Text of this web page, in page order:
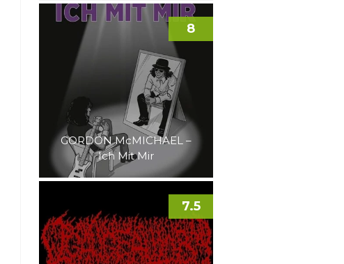
GORDON McMICHAEL –
Ich Mit Mir
8
7.5